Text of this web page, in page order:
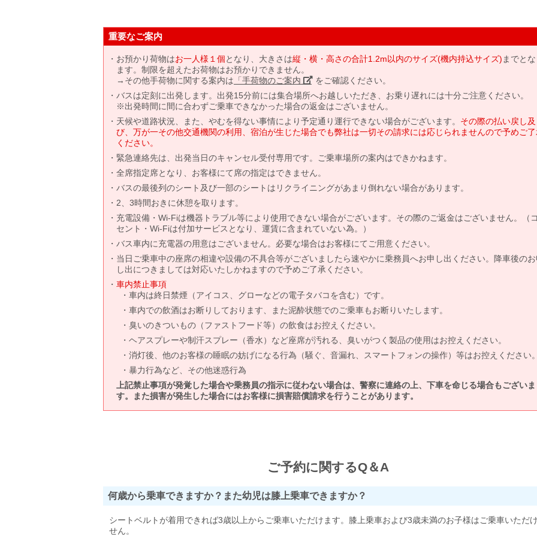
重要なご案内
お預かり荷物はお一人様１個となり、大きさは縦・横・高さの合計1.2m以内のサイズ(機内持込サイズ) までと
ます。制限を超えたお荷物はお預かりできません。
→その他手荷物に関する案内は 「手荷物のご案内」 をご確認ください。
バスは定刻に出発します。出発15分前には集合場所へお越しいただき、お乗り遅れには十分ご注意ください。
※出発時間に間に合わずご乗車できなかった場合の返金はございません。
天候や道路状況、また、やむを得ない事情により予定通り運行できない場合がございます。 その際の払い戻し及
び、万が一その他交通機関の利用、宿泊が生じた場合でも弊社は一切その請求には応じられませんので予めご
ください。
緊急連絡先は、出発当日のキャンセル受付専用です。ご乗車場所の案内はできかねます。
全席指定席となり、お客様にて席の指定はできません。
バスの最後列のシート及び一部のシートはリクライニングがあまり倒れない場合があります。
2、3時間おきに休憩を取ります。
充電設備・Wi-Fiは機器トラブル等により使用できない場合がございます。その際のご返金はございません。（
セント・Wi-Fiは付加サービスとなり、運賃に含まれていない為。）
バス車内に充電器の用意はございません。必要な場合はお客様にてご用意ください。
当日ご乗車中の座席の相違や設備の不具合等がございましたら速やかに乗務員へお申し出ください。降車後の
し出につきましては対応いたしかねますので予めご了承ください。
車内禁止事項
車内は終日禁煙（アイコス、グローなどの電子タバコを含む）です。
車内での飲酒はお断りしております、また泥酔状態でのご乗車もお断りいたします。
臭いのきついもの（ファストフード等）の飲食はお控えください。
ヘアスプレーや制汗スプレー（香水）など座席が汚れる、臭いがつく製品の使用はお控えください。
消灯後、他のお客様の睡眠の妨げになる行為（騒ぐ、音漏れ、スマートフォンの操作）等はお控えください
暴力行為など、その他迷惑行為
上記禁止事項が発覚した場合や乗務員の指示に従わない場合は、警察に連絡の上、下車を命じる場合もございま
す。また損害が発生した場合にはお客様に損害賠償請求を行うことがあります。
ご予約に関するQ＆A
何歳から乗車できますか？また幼児は膝上乗車できますか？
シートベルトが着用できれば3歳以上からご乗車いただけます。膝上乗車および3歳未満のお子様はご乗車いただ
せん。